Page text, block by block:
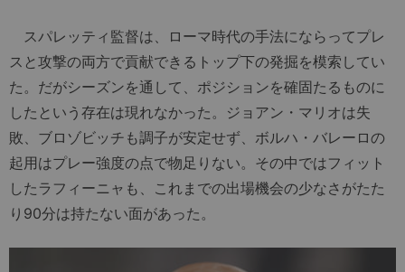
スパレッティ監督は、ローマ時代の手法にならってプレ
スと攻撃の両方で貢献できるトップ下の発掘を模索してい
た。だがシーズンを通して、ポジションを確固たるものに
したという存在は現れなかった。ジョアン・マリオは失
敗、ブロゾビッチも調子が安定せず、ボルハ・バレーロの
起用はプレー強度の点で物足りない。その中ではフィット
したラフィーニャも、これまでの出場機会の少なさがたた
り90分は持たない面があった。